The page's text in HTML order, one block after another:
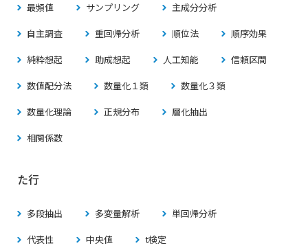
最頻値 サンプリング
主成分分析
自主調査
重回帰分析 順位法
順序効果
純粋想起
助成想起 人工知能
信頼区間
数値配分法
数量化１類
数量化３類
数量化理論
正規分布
層化抽出
相関係数
た行
多段抽出 多変量解析
単回帰分析
代表性
中央値 t検定